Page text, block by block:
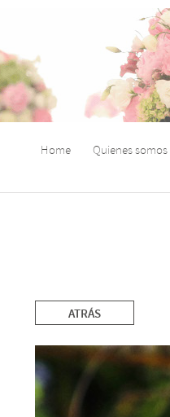
Home Quienes somos
ATRÁS